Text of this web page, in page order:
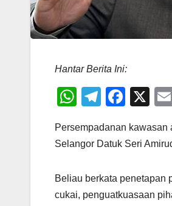
Hantar Berita Ini:
W
at
s
A
p
T
e
a
m
F
c
b
o
X
Persempadanan
Selangor Datuk Seri
Beliau berkata penetapan
cukai, penguatkuasaan